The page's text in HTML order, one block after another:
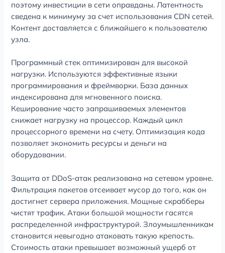
поэтому инвестиции в сети оправданы. Латентность
сведена к минимуму за счет использования CDN сетей.
Контент доставляется с ближайшего к пользователю
узла.
Программный стек оптимизирован для высокой
нагрузки. Используются эффективные языки
программирования и фреймворки. База данных
индексирована для мгновенного поиска.
Кеширование часто запрашиваемых элементов
снижает нагрузку на процессор. Каждый цикл
процессорного времени на счету. Оптимизация кода
позволяет экономить ресурсы и деньги на
оборудовании.
Защита от DDoS-атак реализована на сетевом уровне.
Фильтрация пакетов отсеивает мусор до того, как он
достигнет сервера приложения. Мощные скрабберы
чистят трафик. Атаки большой мощности гасятся
распределенной инфраструктурой. Злоумышленникам
становится невыгодно атаковать такую крепость.
Стоимость атаки превышает возможный ущерб от